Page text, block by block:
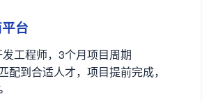
台
工程师，3个月项目周期
配到合适人才，项目提前完成，